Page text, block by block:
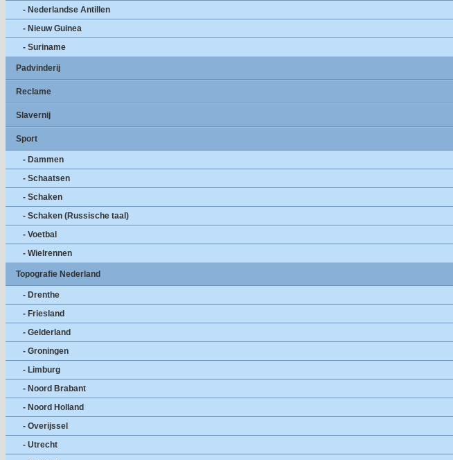
- Nederlandse Antillen
- Nieuw Guinea
- Suriname
Padvinderij
Reclame
Slavernij
Sport
- Dammen
- Schaatsen
- Schaken
- Schaken (Russische taal)
- Voetbal
- Wielrennen
Topografie Nederland
- Drenthe
- Friesland
- Gelderland
- Groningen
- Limburg
- Noord Brabant
- Noord Holland
- Overijssel
- Utrecht